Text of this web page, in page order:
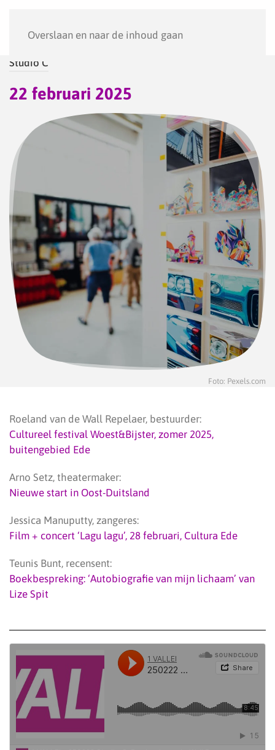
Overslaan en naar de inhoud gaan
Studio C
22 februari 2025
Foto: Pexels.com
Roeland van de Wall Repelaer, bestuurder:
Cultureel festival Woest&Bijster, zomer 2025,
buitengebied Ede
Arno Setz, theatermaker:
Nieuwe start in Oost-Duitsland
Jessica Manuputty, zangeres:
Film + concert ‘Lagu lagu’, 28 februari, Cultura Ede
Teunis Bunt, recensent:
Boekbespreking: ‘Autobiografie van mijn lichaam’ van
Lize Spit